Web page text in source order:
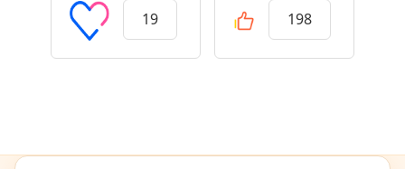
19 198